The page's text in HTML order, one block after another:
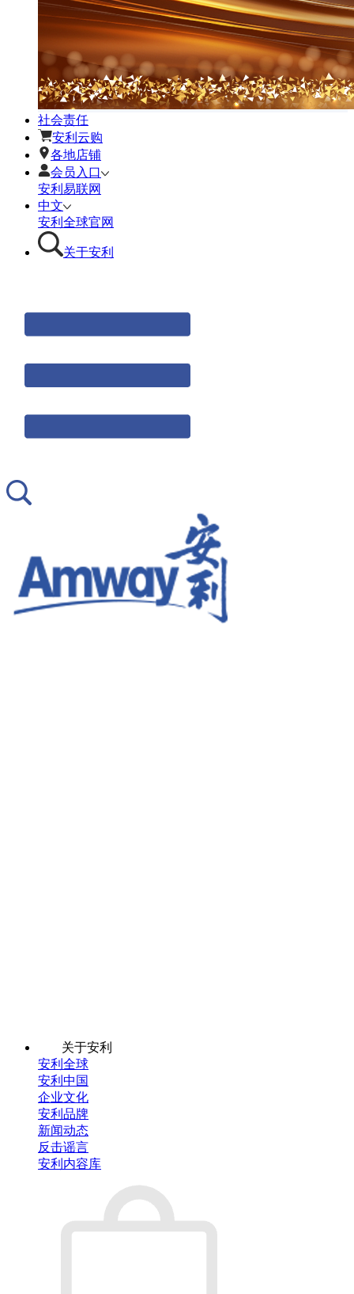
社会责任
安利云购
各地店铺
会员入口
安利易联网
中文
安利全球官网
关于安利
关于安利
安利全球
安利中国
企业文化
安利品牌
新闻动态
反击谣言
安利内容库